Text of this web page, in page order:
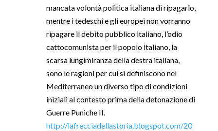
mancata volontà politica italiana di ripagarlo,
mentre i tedeschi e gli europei non vorranno
ripagare il debito pubblico italiano, l’odio
cattocomunista per il popolo italiano, la
scarsa lungimiranza della destra italiana,
sono le ragioni per cui si definiscono nel
Mediterraneo un diverso tipo di condizioni
iniziali al contesto prima della detonazione di
Guerre Puniche II.
http://lafrecciadellastoria.blogspot.com/20